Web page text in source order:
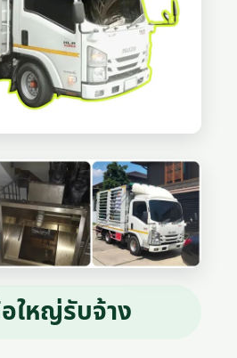
ใหญ่รับจ้าง